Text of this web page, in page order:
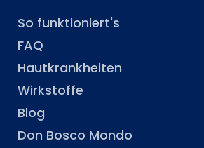
So funktioniert's
FAQ
Hautkrankheiten
Wirkstoffe
Blog
Don Bosco Mondo